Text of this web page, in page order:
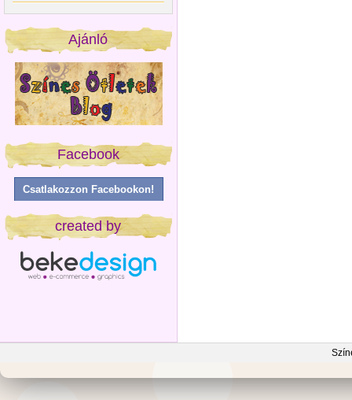
Ajánló
Facebook
Csatlakozzon Facebookon!
created by